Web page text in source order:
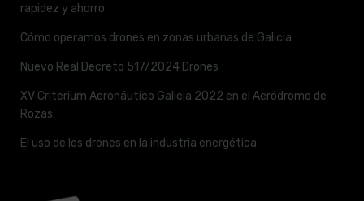
rapidez y ahorro
Cómo operamos drones en zonas urbanas de Galicia
Nuevo Real Decreto 517/2024 Drones
XV Criterium Aeronáutico Galicia 2022 en el Aeródromo de
Rozas.
El uso de los drones en la industria energética